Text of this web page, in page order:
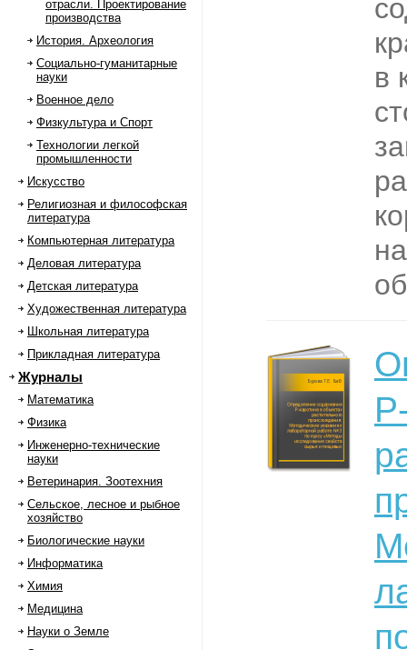
отрасли. Проектирование
производства
История. Археология
Социально-гуманитарные
науки
Военное дело
Физкультура и Спорт
Технологии легкой
промышленности
Искусство
Религиозная и философская
литература
Компьютерная литература
Деловая литература
Детская литература
Художественная литература
Школьная литература
Прикладная литература
Журналы
Математика
Физика
Инженерно-технические
науки
Ветеринария. Зоотехния
Сельское, лесное и рыбное
хозяйство
Биологические науки
Информатика
Химия
Медицина
Науки о Земле
в